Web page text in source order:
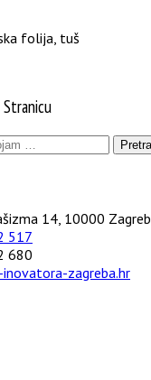
folija, tuš
14, 10000 Zagreb
517
680
zagreba.hr